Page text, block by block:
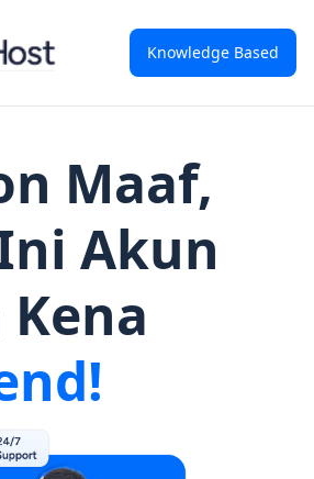
Knowledge Based
Maaf,
Akun